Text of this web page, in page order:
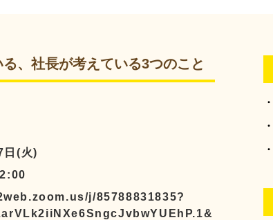
、社長が考えている3つのこと
日(火)
j/85788831835?